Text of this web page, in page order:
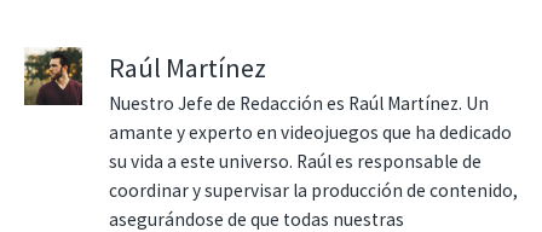
Raúl Martínez
Nuestro Jefe de Redacción es Raúl Martínez. Un
amante y experto en videojuegos que ha dedicado
su vida a este universo. Raúl es responsable de
coordinar y supervisar la producción de contenido,
asegurándose de que todas nuestras